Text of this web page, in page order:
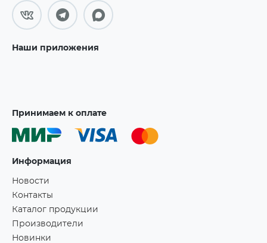
Наши приложения
Принимаем к оплате
Информация
Новости
Контакты
Каталог продукции
Производители
Новинки